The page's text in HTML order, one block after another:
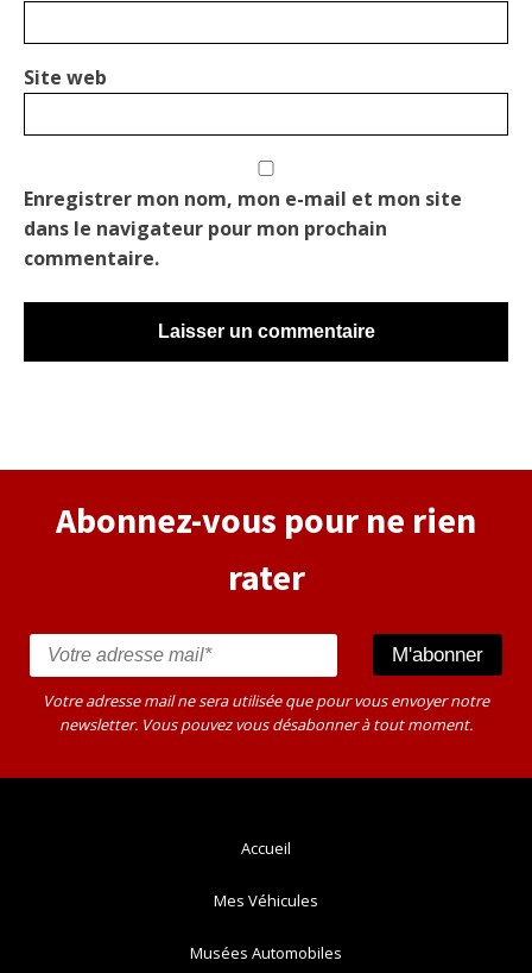
Site web
Enregistrer mon nom, mon e-mail et mon site
dans le navigateur pour mon prochain
commentaire.
Abonnez-vous pour ne rien
rater
Votre adresse mail ne sera utilisée que pour vous envoyer notre
newsletter. Vous pouvez vous désabonner à tout moment.
Accueil
Mes Véhicules
Musées Automobiles